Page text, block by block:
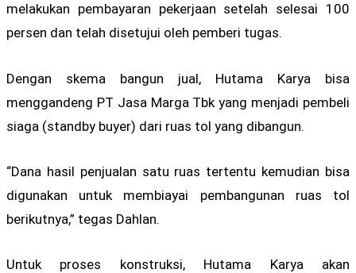
melakukan pembayaran pekerjaan setelah selesai 100
persen dan telah disetujui oleh pemberi tugas.
Dengan skema bangun jual, Hutama Karya bisa
menggandeng PT Jasa Marga Tbk yang menjadi pembeli
siaga (standby buyer) dari ruas tol yang dibangun.
“Dana hasil penjualan satu ruas tertentu kemudian bisa
digunakan untuk membiayai pembangunan ruas tol
berikutnya,” tegas Dahlan.
Untuk proses konstruksi, Hutama Karya akan